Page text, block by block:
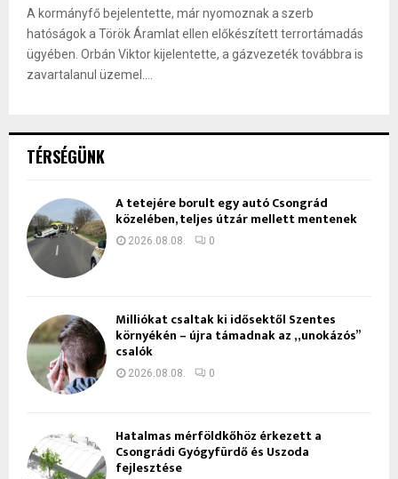
A kormányfő bejelentette, már nyomoznak a szerb
hatóságok a Török Áramlat ellen előkészített terrortámadás
ügyében. Orbán Viktor kijelentette, a gázvezeték továbbra is
zavartalanul üzemel....
TÉRSÉGÜNK
A tetejére borult egy autó Csongrád
közelében, teljes útzár mellett mentenek
2026.08.08. 0
Milliókat csaltak ki idősektől Szentes
környékén – újra támadnak az „unokázós”
csalók
2026.08.08. 0
Hatalmas mérföldkőhöz érkezett a
Csongrádi Gyógyfürdő és Uszoda
fejlesztése